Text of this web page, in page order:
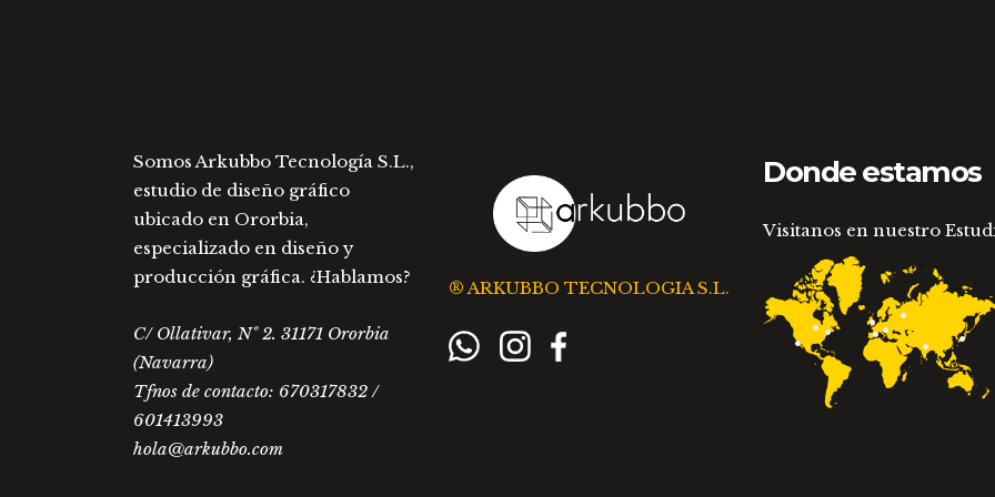
Somos Arkubbo Tecnología S.L.,
estudio de diseño gráfico
ubicado en Ororbia,
especializado en diseño y
producción gráfica. ¿Hablamos?
C/ Ollativar, Nº 2. 31171 Ororbia
(Navarra)
Tfnos de contacto: 670317832 /
601413993
hola@arkubbo.com
® ARKUBBO TECNOLOGIA S.L.
Donde estamos
Visitanos en nuestro